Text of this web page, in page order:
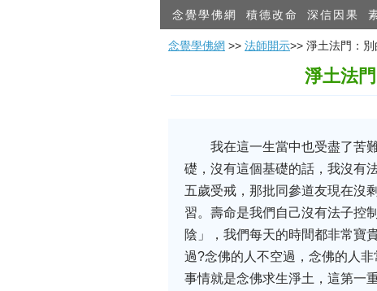
念覺學佛網 積德改命 深信因果
念覺學佛網 >> 法師開示>> 淨土法門：
淨土法
我在這一生當中也受盡了苦
礎，沒有這個基礎的話，我沒有
五歲受戒，那批同參道友現在沒
習。壽命是我們自己沒有法子控
陰」，我們每天的時間都非常寶
過?念佛的人不空過，念佛的人
事情就是念佛求生淨土，這第一